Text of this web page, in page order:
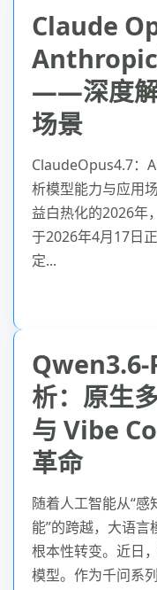
Claude
Anthropic
——深度解
场景
ClaudeOpus4.7
析模型能力与应用
益白热化的2026
于‌2026年4月17日‌
定...
Qwen3.6-
析：原生
与 Vibe
革命
随着人工智能从“感
能”的跨越，大语
根本性转变。近日
模型。作为千问系